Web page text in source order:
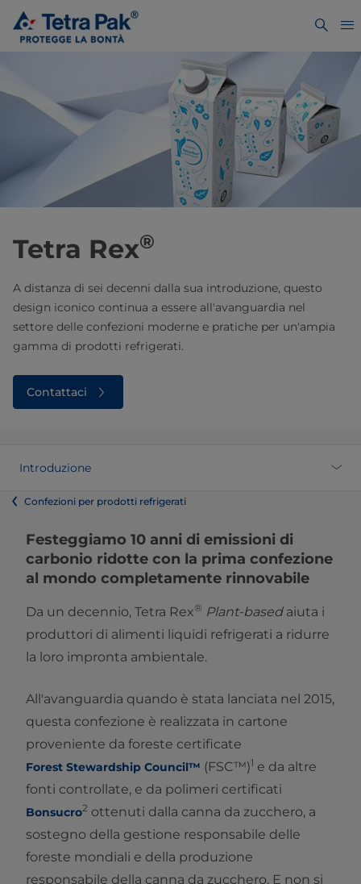
Tetra Rex®
A distanza di sei decenni dalla sua introduzione, questo
design iconico continua a essere all'avanguardia nel
settore delle confezioni moderne e pratiche per un'ampia
gamma di prodotti refrigerati.
Contattaci
Introduzione
Confezioni per prodotti refrigerati
Festeggiamo 10 anni di emissioni di
carbonio ridotte con la prima confezione
al mondo completamente rinnovabile
Da un decennio, Tetra Rex® Plant-basedaiuta i
produttori di alimenti liquidi refrigerati a ridurre
la loro impronta ambientale.
All'avanguardia quando è stata lanciata nel 2015,
questa confezione è realizzata in cartone
proveniente da foreste certificate
Forest Stewardship Council™ (FSC™)1 e da altre
fonti controllate, e da polimeri certificati
Bonsucro2 ottenuti dalla canna da zucchero, a
sostegno della gestione responsabile delle
foreste mondiali e della produzione
responsabile della canna da zucchero. E non si